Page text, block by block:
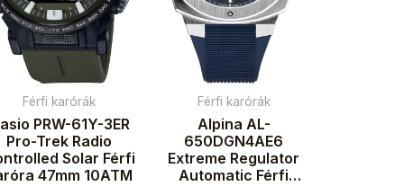
Férfi karórák
PRW-61Y-3ER
Pro-Trek Radio
Solar Férfi
47mm 10ATM
Férfi karórák
Alpina AL-
650DGN4AE6
Extreme Regulator
Automatic Férfi